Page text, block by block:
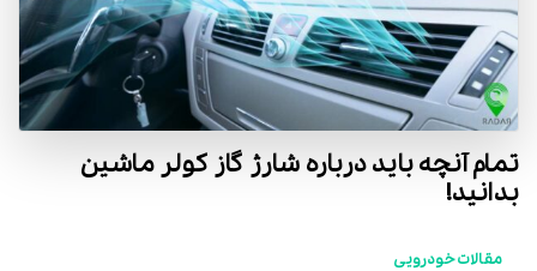
تمام آنچه باید درباره شارژ گاز کولر ماشین
بدانید!
مقالات خودرویی